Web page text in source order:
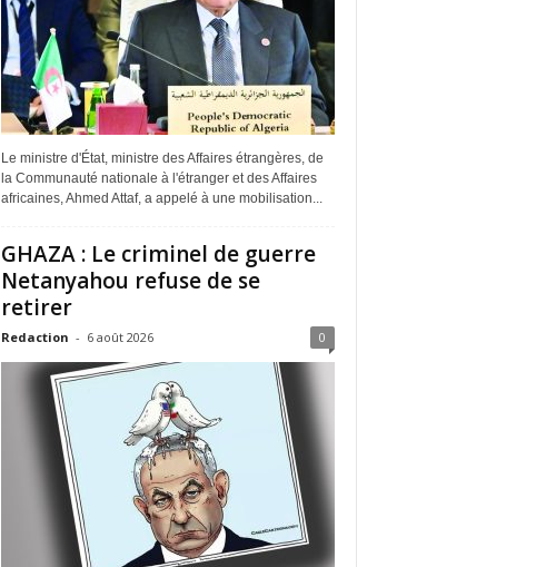
Le ministre d'État, ministre des Affaires étrangères, de
la Communauté nationale à l'étranger et des Affaires
africaines, Ahmed Attaf, a appelé à une mobilisation...
GHAZA : Le criminel de guerre
Netanyahou refuse de se
retirer
Redaction - 6 août 2026 0